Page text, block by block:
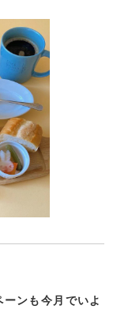
ンも今月でいよ